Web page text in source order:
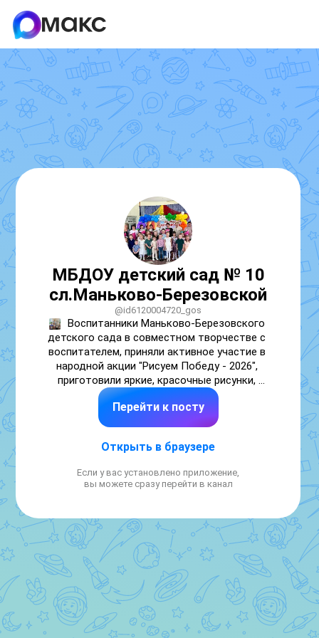
МБДОУ детский сад № 10
сл.Маньково-Березовской
@id6120004720_gos
Воспитанники Маньково-Березовского
детского сада в совместном творчестве с
воспитателем, приняли активное участие в
народной акции "Рисуем Победу - 2026",
приготовили яркие, красочные рисунки,
посвященные Великой Победе.
Цель акции: формировать у воспитанников
чувство патриотизма, воспитывать у
исторической значимости Победы в
годов, чувства уважения к ветеранам
За участие в акции все воспитанники
получили дипломы. Настоящий диплом
подтверждает, что каждый ребёнок принял
личное участие в народной акции «Рисуем
Победу – 2026», посвященной славному
ратному и гражданскому подвигу поколений
победителей!
Перейти к посту
Открыть в браузере
Если у вас установлено приложение,
вы можете сразу перейти в канал